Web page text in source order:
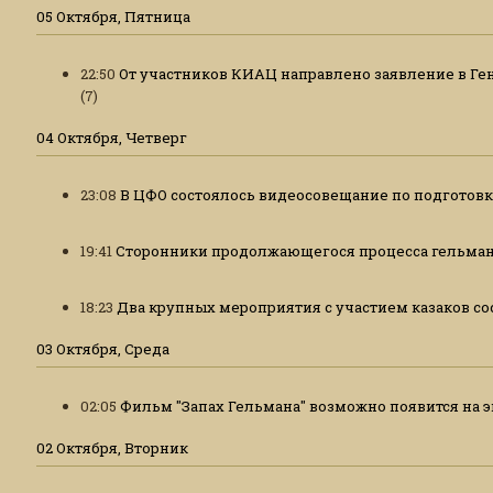
05 Октября, Пятница
22:50 От участников КИАЦ направлено заявление в
(7)
04 Октября, Четверг
23:08 В ЦФО состоялось видеосовещание по
19:41 Сторонники продолжающегося процесса
18:23 Два крупных мероприятия с участием казаков
03 Октября, Среда
02:05 Фильм "Запах Гельмана" возможно появится на
02 Октября, Вторник